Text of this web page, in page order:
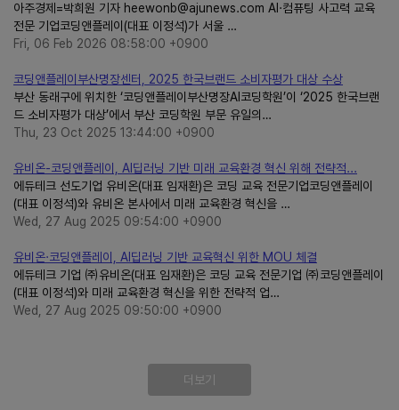
아주경제=박희원 기자 heewonb@ajunews.com AI·컴퓨팅 사고력 교육
전문 기업코딩앤플레이(대표 이정석)가 서울 …
Fri, 06 Feb 2026 08:58:00 +0900
코딩앤플레이부산명장센터, 2025 한국브랜드 소비자평가 대상 수상
부산 동래구에 위치한 ‘코딩앤플레이부산명장AI코딩학원’이 ‘2025 한국브랜
드 소비자평가 대상’에서 부산 코딩학원 부문 유일의…
Thu, 23 Oct 2025 13:44:00 +0900
유비온-코딩앤플레이, AI딥러닝 기반 미래 교육환경 혁신 위해 전략적...
에듀테크 선도기업 유비온(대표 임재환)은 코딩 교육 전문기업코딩앤플레이
(대표 이정석)와 유비온 본사에서 미래 교육환경 혁신을 …
Wed, 27 Aug 2025 09:54:00 +0900
유비온·코딩앤플레이, AI딥러닝 기반 교육혁신 위한 MOU 체결
에듀테크 기업 ㈜유비온(대표 임재환)은 코딩 교육 전문기업 ㈜코딩앤플레이
(대표 이정석)와 미래 교육환경 혁신을 위한 전략적 업…
Wed, 27 Aug 2025 09:50:00 +0900
더보기